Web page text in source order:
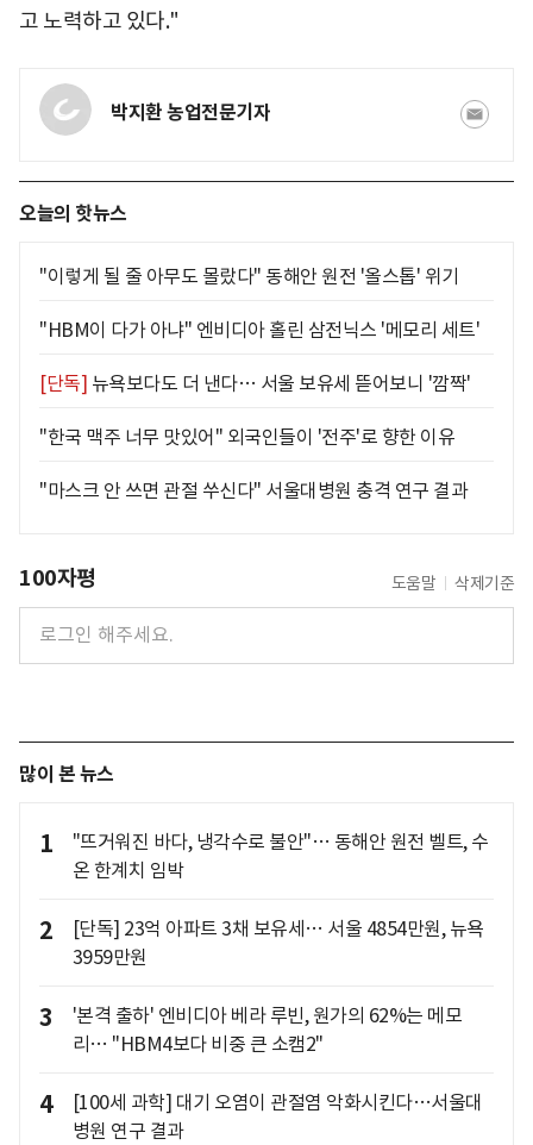
고 노력하고 있다."
박지환 농업전문기자
오늘의 핫뉴스
"이렇게 될 줄 아무도 몰랐다" 동해안 원전 '올스톱' 위기
"HBM이 다가 아냐" 엔비디아 홀린 삼전닉스 '메모리 세트'
[단독] 뉴욕보다도 더 낸다… 서울 보유세 뜯어보니 '깜짝'
"한국 맥주 너무 맛있어" 외국인들이 '전주'로 향한 이유
"마스크 안 쓰면 관절 쑤신다" 서울대병원 충격 연구 결과
100자평 도움말 삭제기준
많이 본 뉴스
1
"뜨거워진 바다, 냉각수로 불안"… 동해안 원전 벨트, 수
온 한계치 임박
2
[단독] 23억 아파트 3채 보유세… 서울 4854만원, 뉴욕
3959만원
3
'본격 출하' 엔비디아 베라 루빈, 원가의 62%는 메모
리… "HBM4보다 비중 큰 소캠2"
4
[100세 과학] 대기 오염이 관절염 악화시킨다…서울대
병원 연구 결과